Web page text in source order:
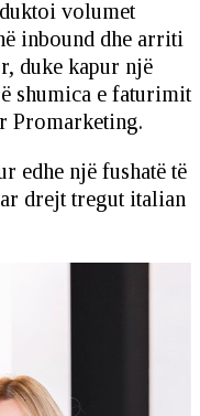
volumet
inbound dhe arriti
duke kapur një
shumica e faturimit
Promarketing.
edhe një fushatë të
drejt tregut italian